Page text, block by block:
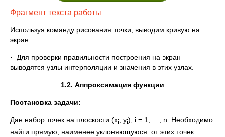
Фрагмент текста работы
Используя команду рисования точки, выводим кривую на
экран.
· Для проверки правильности построения на экран
выводятся узлы интерполяции и значения в этих узлах.
1.2. Аппроксимация функции
Постановка задачи:
Дан набор точек на плоскости (xi , yi), i = 1, …, n. Необходимо
найти прямую, наименее уклоняющуюся от этих точек.